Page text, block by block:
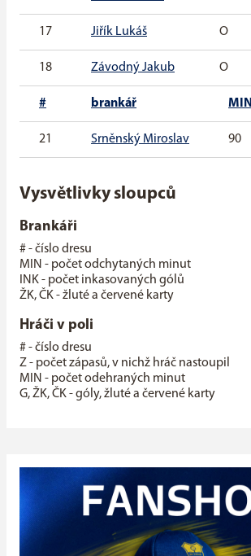
17 Jiřík Lukáš O
18 Závodný Jakub O
# brankář MIN
21 Srněnský Miroslav 90
Vysvětlivky sloupců
Brankáři
# - číslo dresu
MIN - počet odchytaných minut
INK - počet inkasovaných gólů
ŽK, ČK - žluté a červené karty
Hráči v poli
# - číslo dresu
Z - počet zápasů, v nichž hráč nastoupil
MIN - počet odehraných minut
G, ŽK, ČK - góly, žluté a červené karty